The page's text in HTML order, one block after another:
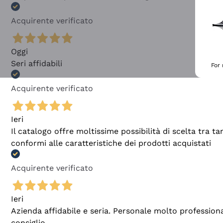
Acquirente verificato
Oggi
Seri affidabili
Acquirente verificato
Ieri
Il catalogo offre moltissime possibilità di scelta tra
conformi alle caratteristiche dei prodotti acquistati
Acquirente verificato
Ieri
Azienda affidabile e seria. Personale molto
For